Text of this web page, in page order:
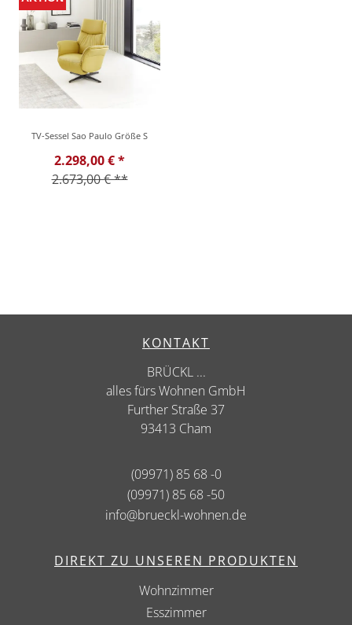
TV-Sessel Sao Paulo Größe S
2.298,00 € *
2.673,00 € **
KONTAKT
BRÜCKL ...
alles fürs Wohnen GmbH
Further Straße 37
93413 Cham
(09971) 85 68 -0
(09971) 85 68 -50
info@brueckl-wohnen.de
DIREKT ZU UNSEREN PRODUKTEN
Wohnzimmer
Esszimmer